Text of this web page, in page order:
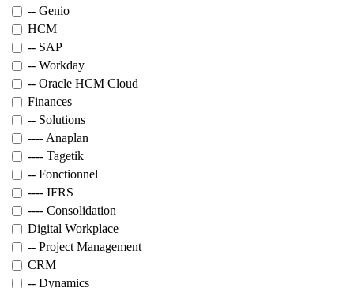
-- Genio
HCM
-- SAP
-- Workday
-- Oracle HCM Cloud
Finances
-- Solutions
---- Anaplan
---- Tagetik
-- Fonctionnel
---- IFRS
---- Consolidation
Digital Workplace
-- Project Management
CRM
-- Dynamics